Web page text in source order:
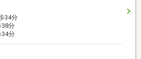
34分
分
分